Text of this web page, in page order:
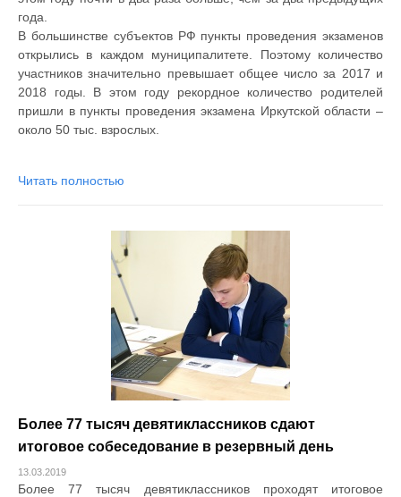
года.
В большинстве субъектов РФ пункты проведения экзаменов
открылись в каждом муниципалитете. Поэтому количество
участников значительно превышает общее число за 2017 и
2018 годы. В этом году рекордное количество родителей
пришли в пункты проведения экзамена Иркутской области –
около 50 тыс. взрослых.
Читать полностью
Более 77 тысяч девятиклассников сдают
итоговое собеседование в резервный день
13.03.2019
Более 77 тысяч девятиклассников проходят итоговое